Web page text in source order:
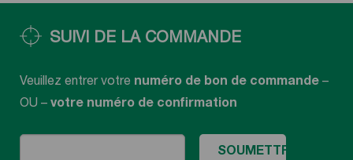
SUIVI DE LA COMMANDE
Veuillez entrer votre numéro de bon de commande –
OU – votre numéro de confirmation